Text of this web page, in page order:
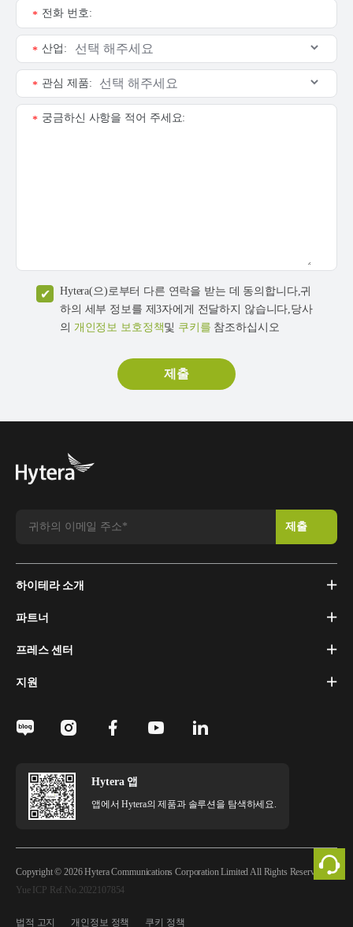
전화 번호:
*
산업:
*
관심 제품:
*
궁금하신 사항을 적어 주세요:
*
Hytera(으)로부터 다른 연락을 받는 데 동의합니다,귀
하의 세부 정보를 제3자에게 전달하지 않습니다,당사
의 개인정보 보호정책및 쿠키를 참조하십시오
하이테라 소개
파트너
프레스 센터
지원
Hytera 앱
앱에서 Hytera의 제품과 솔루션을 탐색하세요.
Copyright © 2026 Hytera Communications Corporation Limited All Rights Reserved
Yue ICP Ref.No.2022107854
법적 고지 개인정보 정책 쿠키 정책